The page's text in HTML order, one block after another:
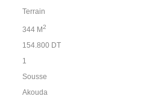
Terrain
344 M2
154.800 DT
1
Sousse
Akouda